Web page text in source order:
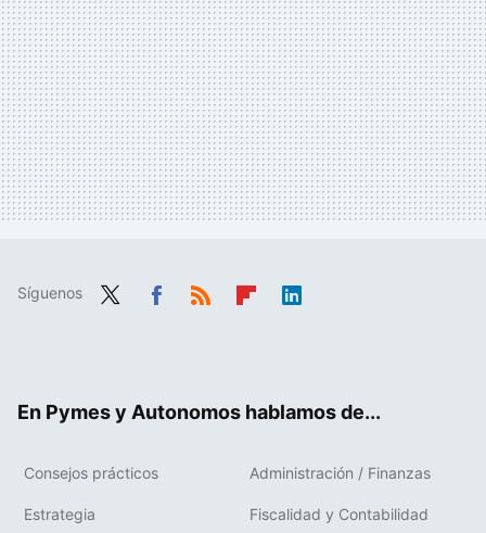
Síguenos
En Pymes y Autonomos hablamos de...
Consejos prácticos Administración / Finanzas
Estrategia Fiscalidad y Contabilidad